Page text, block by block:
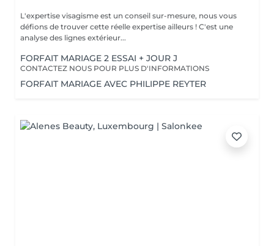
L'expertise visagisme est un conseil sur-mesure, nous vous
défions de trouver cette réelle expertise ailleurs ! C'est une
analyse des lignes extérieur...
FORFAIT MARIAGE 2 ESSAI + JOUR J
CONTACTEZ NOUS POUR PLUS D'INFORMATIONS
FORFAIT MARIAGE AVEC PHILIPPE REYTER